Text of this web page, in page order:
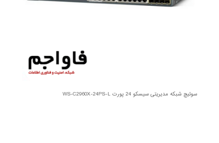
سوئیچ شبکه مدیریتی سیسکو 24 پورت WS-C2960X-24PS-L